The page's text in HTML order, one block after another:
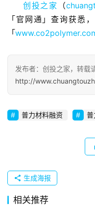
商
观
察
企
发
登录
创投之家 （
「官网通」查询获悉
「
发布者：创投之家，转载
http://
普力材料融资 普
生成海报
相关推荐